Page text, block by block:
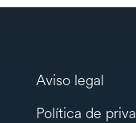
Aviso legal
Política de